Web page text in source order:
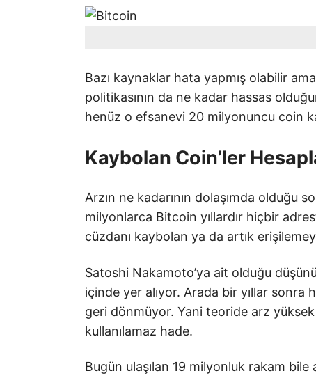
Bazı kaynaklar hata yapmış olabilir
politikasının da ne kadar hassas
henüz o efsanevi 20 milyonuncu coin
Kaybolan Coin’ler
Arzın ne kadarının dolaşımda olduğu
milyonlarca Bitcoin yıllardır hiçbir
cüzdanı kaybolan ya da artık
Satoshi Nakamoto’ya ait olduğu
içinde yer alıyor. Arada bir yıllar
geri dönmüyor. Yani teoride arz
kullanılamaz hade.
Bugün ulaşılan 19 milyonluk rakam bile